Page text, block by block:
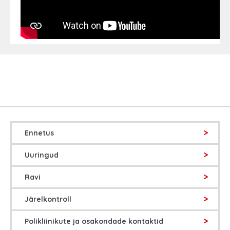
Ennetus
Uuringud
Ravi
Järelkontroll
Polikliinikute ja osakondade kontaktid